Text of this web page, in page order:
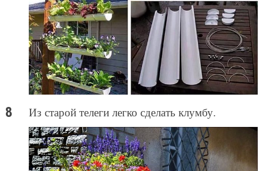
Из старой телеги легко сделать клумбу.